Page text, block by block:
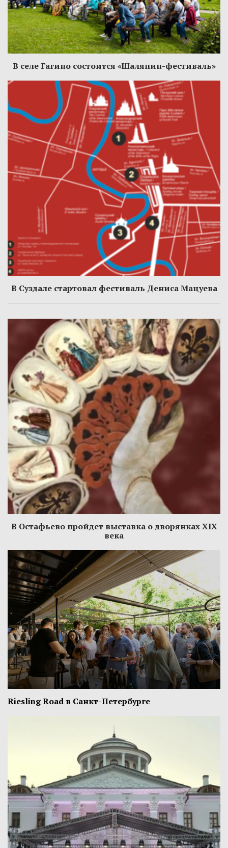
В селе Гагино состоится «Шаляпин-фестиваль»
В Суздале стартовал фестиваль Дениса Мацуева
В Остафьево пройдет выставка о дворянках XIX
века
Riesling Road в Санкт-Петербурге